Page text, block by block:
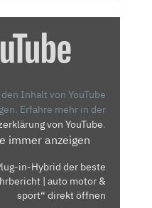
Inhalt von YouTube
Erfahre mehr in der
von YouTube.
immer anzeigen
in-Hybrid der beste
| auto motor &
sport“ direkt öffnen